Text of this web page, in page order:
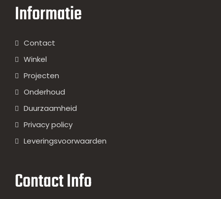
Informatie
Contact
Winkel
Projecten
Onderhoud
Duurzaamheid
Privacy policy
Leveringsvoorwaarden
Contact Info